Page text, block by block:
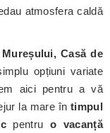
atmosfera caldă
Casă de
opțiuni variate
aici pentru a vă
la mare întimpul
pentru o vacanță